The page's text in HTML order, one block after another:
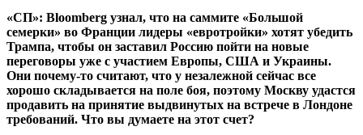
«СП»: Bloomberg узнал, что на саммите «Большой
семерки» во Франции лидеры «евротройки» хотят убедить
Трампа, чтобы он заставил Россию пойти на новые
переговоры уже с участием Европы, США и Украины.
Они почему-то считают, что у незалежной сейчас все
хорошо складывается на поле боя, поэтому Москву удастся
продавить на принятие выдвинутых на встрече в Лондоне
требований. Что вы думаете на этот счет?